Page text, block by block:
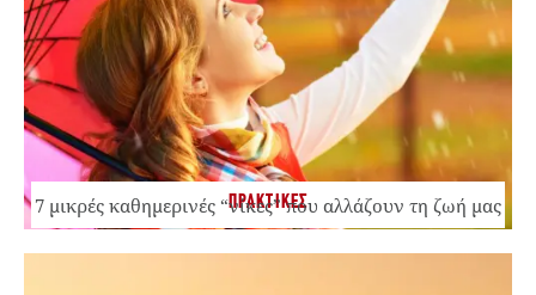
ΠΡΑΚΤΙΚΕΣ
7 μικρές καθημερινές “νίκες” που αλλάζουν τη ζωή μας